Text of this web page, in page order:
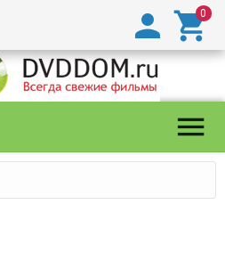


